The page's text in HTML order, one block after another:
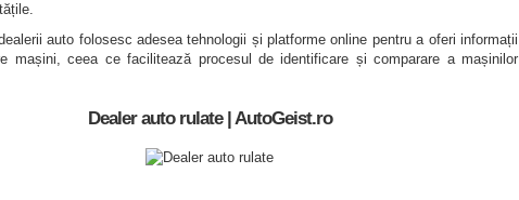
auto folosesc adesea tehnologii și platforme online pentru a oferi informații
mașini, ceea ce facilitează procesul de identificare și comparare a mașinilor
Dealer auto rulate | AutoGeist.ro